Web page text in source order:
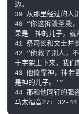
边。
39 从那里经过的人
40 “你这拆毁圣殿
果是　神的儿子，就
41 祭司长和文士并
42 “他救了别人，
十字架上下来，我们
43 他倚靠神，神若
是神的儿子。’”
44 那和他同钉的强
马太福音27: 32-44